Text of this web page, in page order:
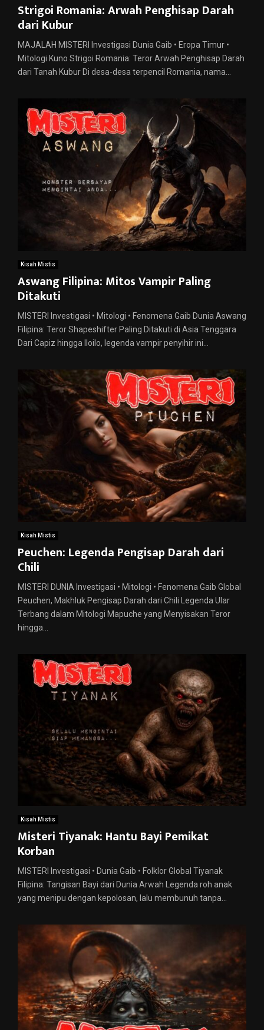
Strigoi Romania: Arwah Penghisap Darah
dari Kubur
MAJALAH MISTERI Investigasi Dunia Gaib • Eropa Timur •
Mitologi Kuno Strigoi Romania: Teror Arwah Penghisap Darah
dari Tanah Kubur Di desa-desa terpencil Romania, nama...
Kisah Mistis
Aswang Filipina: Mitos Vampir Paling
Ditakuti
MISTERI Investigasi • Mitologi • Fenomena Gaib Dunia Aswang
Filipina: Teror Shapeshifter Paling Ditakuti di Asia Tenggara
Dari Capiz hingga Iloilo, legenda vampir penyihir ini...
Kisah Mistis
Peuchen: Legenda Pengisap Darah dari
Chili
MISTERI DUNIA Investigasi • Mitologi • Fenomena Gaib Global
Peuchen, Makhluk Pengisap Darah dari Chili Legenda Ular
Terbang dalam Mitologi Mapuche yang Menyisakan Teror
hingga...
Kisah Mistis
Misteri Tiyanak: Hantu Bayi Pemikat
Korban
MISTERI Investigasi • Dunia Gaib • Folklor Global Tiyanak
Filipina: Tangisan Bayi dari Dunia Arwah Legenda roh anak
yang menipu dengan kepolosan, lalu membunuh tanpa...